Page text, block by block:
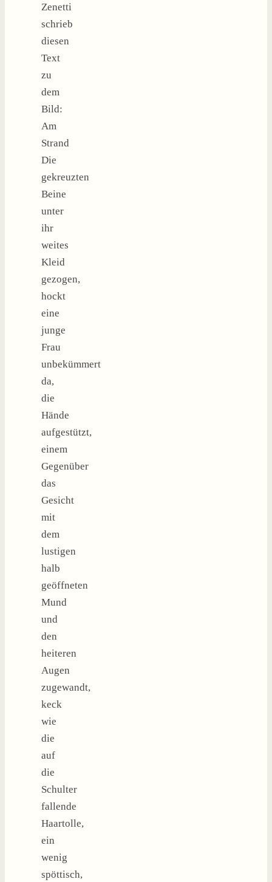
Zenetti
schrieb
diesen
Text
zu
dem
Bild:
Am
Strand
Die
gekreuzten
Beine
unter
ihr
weites
Kleid
gezogen,
hockt
eine
junge
Frau
unbekümmert
da,
die
Hände
aufgestützt,
einem
Gegenüber
das
Gesicht
mit
dem
lustigen
halb
geöffneten
Mund
und
den
heiteren
Augen
zugewandt,
keck
wie
die
auf
die
Schulter
fallende
Haartolle,
ein
wenig
spöttisch,